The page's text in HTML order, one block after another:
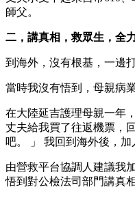
師父。
二，講真相，救眾生，全
到海外，沒有根基，一邊
當時我沒有悟到，母親病
在大陸延吉護理母親一年
丈夫給我買了往返機票，
吧。 」 我回到海外後，
由營救平台協調人建議我
悟到對公檢法司部門講真